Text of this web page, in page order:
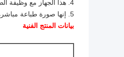
4. هذا الجهاز مع وظيفة الطباعة والحرارة.
5. إنها صورة طباعة مباشرة في النسيج.
بيانات المنتج الفنية